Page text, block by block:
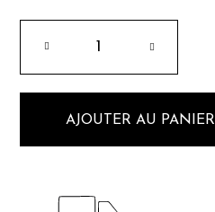
AJOUTER AU PANIER